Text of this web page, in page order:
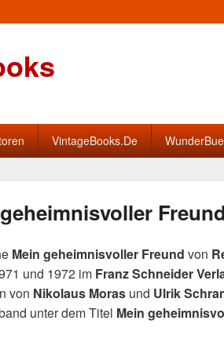
VintageBooks.De
Mein geheimnisvoller Freund von
und 1972 im Franz Schneider
von Nikolaus Moras und Ulrik
unter dem Titel Mein